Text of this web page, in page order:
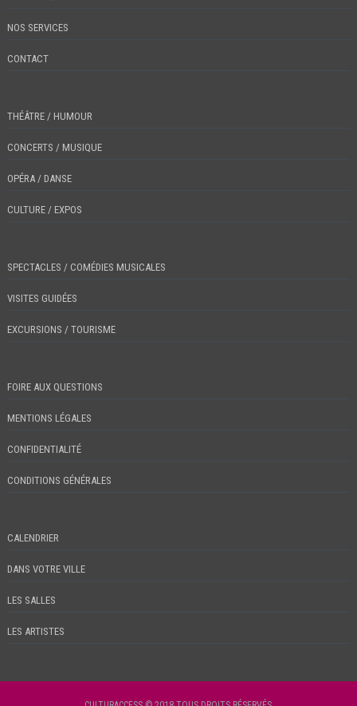
NOS SERVICES
CONTACT
THÉÂTRE / HUMOUR
CONCERTS / MUSIQUE
OPÉRA / DANSE
CULTURE / EXPOS
SPECTACLES / COMÉDIES MUSICALES
VISITES GUIDÉES
EXCURSIONS / TOURISME
FOIRE AUX QUESTIONS
MENTIONS LÉGALES
CONFIDENTIALITÉ
CONDITIONS GÉNÉRALES
CALENDRIER
DANS VOTRE VILLE
LES SALLES
LES ARTISTES